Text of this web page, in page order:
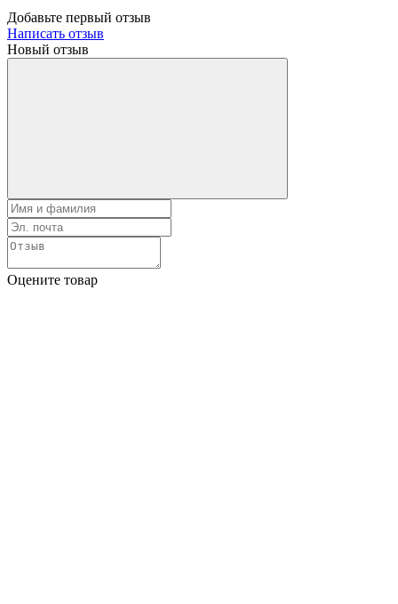
Добавьте первый отзыв
Написать отзыв
Новый отзыв
Оцените товар